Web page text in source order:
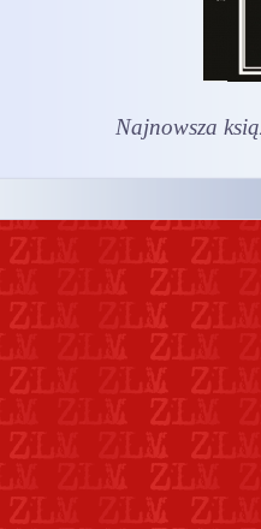
Najnowsza